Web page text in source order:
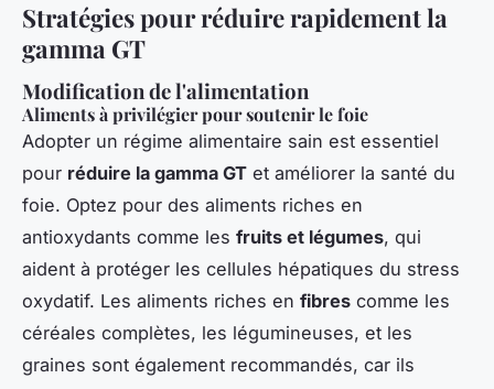
Stratégies pour réduire rapidement la
gamma GT
Modification de l'alimentation
Aliments à privilégier pour soutenir le foie
Adopter un régime alimentaire sain est essentiel
pour réduire la gamma GT et améliorer la santé du
foie. Optez pour des aliments riches en
antioxydants comme les fruits et légumes, qui
aident à protéger les cellules hépatiques du stress
oxydatif. Les aliments riches en fibres comme les
céréales complètes, les légumineuses, et les
graines sont également recommandés, car ils